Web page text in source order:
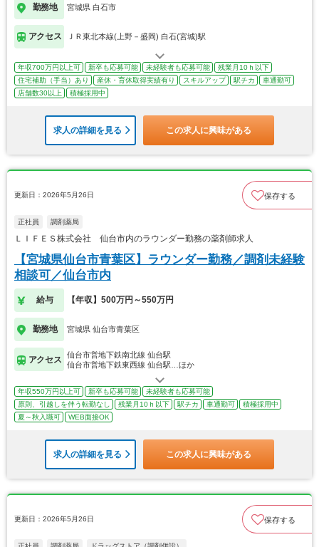
勤務地 宮城県 白石市
アクセス ＪＲ東北本線(上野－盛岡) 白石(宮城)駅
年収700万円以上可 新卒も応募可能 未経験者も応募可能
残業月10ｈ以下
住宅補助（手当）あり
産休・育休取得実績有り スキルアップ 駅チカ
車通勤可
店舗数30以上
積極採用中
求人の詳細を見る この求人に興味がある
更新日：2026年5月26日 保存する
正社員 調剤薬局
ＬＩＦＥＳ株式会社 仙台市内のラウンダー勤務の薬剤師求人
【宮城県仙台市青葉区】ラウンダー勤務／調剤未経験
相談可／仙台市内
給与 【年収】500万円～550万円
勤務地 宮城県 仙台市青葉区
アクセス
仙台市営地下鉄南北線 仙台駅
仙台市営地下鉄東西線 仙台駅…ほか
年収550万円以上可 新卒も応募可能
未経験者も応募可能
原則、引越しを伴う転勤なし
残業月10ｈ以下 駅チカ 車通勤可
積極採用中
夏～秋入職可
WEB面接OK
求人の詳細を見る この求人に興味がある
更新日：2026年5月26日 保存する